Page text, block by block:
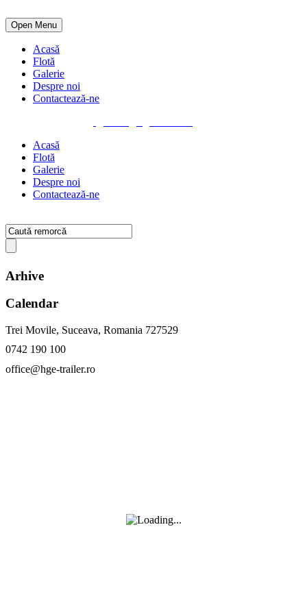
Open Menu
Acasă
Flotă
Galerie
Despre noi
Contactează-ne
Acasă
Flotă
Galerie
Despre noi
Contactează-ne
Arhive
Calendar
Trei Movile, Suceava, Romania 727529
0742 190 100
office@hge-trailer.ro